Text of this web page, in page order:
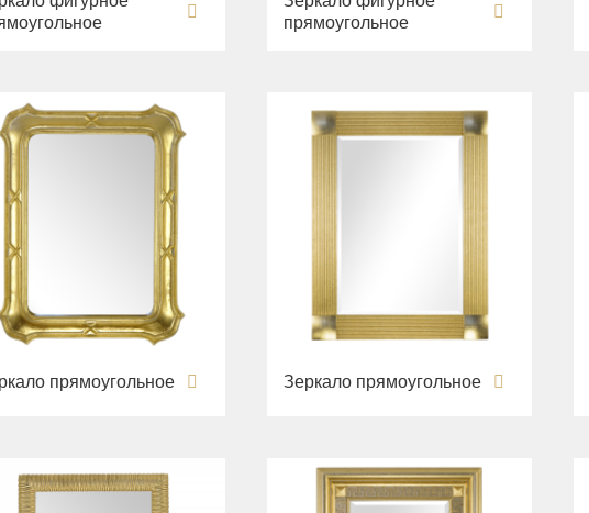
прямоугольное
прямоугольное Зеркало прямоугольное